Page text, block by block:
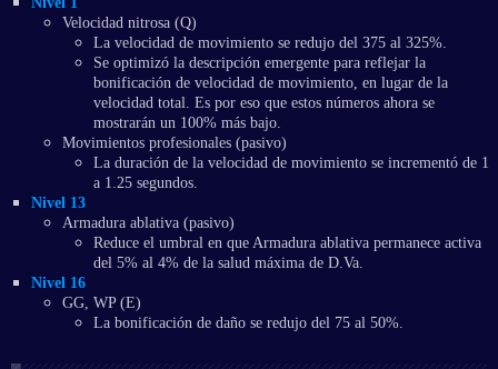
Velocidad nitrosa (Q)
La velocidad de movimiento se redujo del 375 al 325%.
Se optimizó la descripción emergente para reflejar la
bonificación de velocidad de movimiento, en lugar de la
velocidad total. Es por eso que estos números ahora se
mostrarán un 100% más bajo.
Movimientos profesionales (pasivo)
La duración de la velocidad de movimiento se incrementó de 1
a 1.25 segundos.
Nivel 13
Armadura ablativa (pasivo)
Reduce el umbral en que Armadura ablativa permanece activa
del 5% al 4% de la salud máxima de D.Va.
Nivel 16
GG, WP (E)
La bonificación de daño se redujo del 75 al 50%.